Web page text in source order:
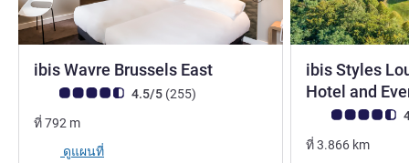
ibis Wavre Brussels East
คะแนนความคิดเห็นจากแขก (เรทติ้งบน ALL)
4.5/5 (255รีวิว รายการ
)
ที่792 m
ดูแผนที่
ibis Styles
Hotel and
คะแนนความคิดเ
ที่3.866 km